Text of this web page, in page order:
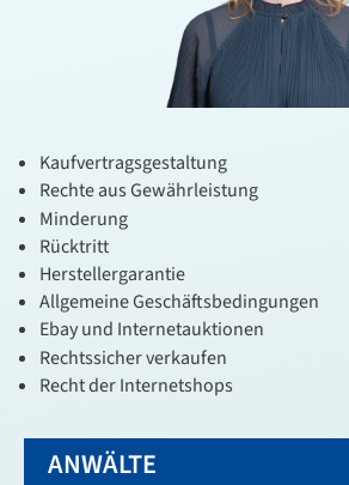
Kaufvertragsgestaltung
Rechte aus Gewährleistung
Minderung
Rücktritt
Herstellergarantie
Allgemeine Geschäftsbedingungen
Ebay und Internetauktionen
Rechtssicher verkaufen
Recht der Internetshops
ANWÄLTE